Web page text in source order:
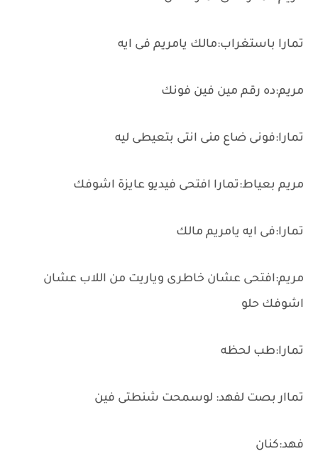
تمارا باستغراب:مالك يامريم فى ايه
مريم:ده رقم مين فين فونك
تمارا:فونى ضاع منى انتى بتعيطى ليه
مريم بعياط:تمارا افتحى فيديو عايزة اشوفك
تمارا:فى ايه يامريم مالك
مريم:افتحى عشان خاطرى وياريت من اللاب عشان
اشوفك حلو
تمارا:طب لحظه
تماار بصت لفهد: لوسمحت شنطتى فين
فهد:كنان